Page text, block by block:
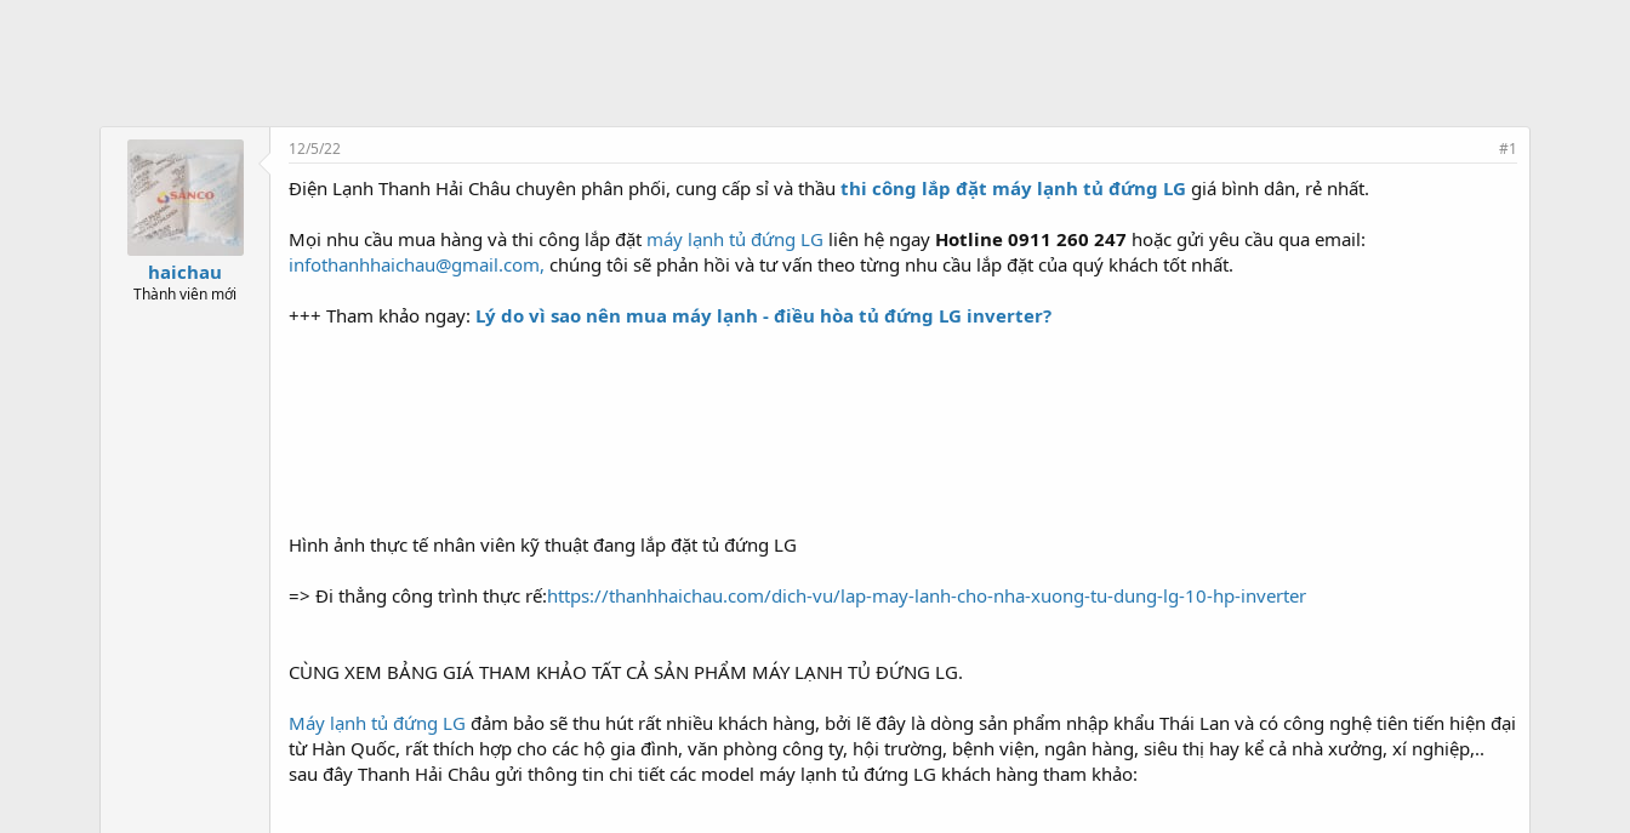
haichau
Thành viên mới
12/5/22 #1
Điện Lạnh Thanh Hải Châu chuyên phân phối, cung cấp sỉ và thầu thi công lắp đặt máy lạnh tủ đứng LG giá bình dân, rẻ nhất.
Mọi nhu cầu mua hàng và thi công lắp đặt máy lạnh tủ đứng LG liên hệ ngay Hotline 0911 260 247 hoặc gửi yêu cầu qua email:
infothanhhaichau@gmail.com, chúng tôi sẽ phản hồi và tư vấn theo từng nhu cầu lắp đặt của quý khách tốt nhất.
+++ Tham khảo ngay: Lý do vì sao nên mua máy lạnh - điều hòa tủ đứng LG inverter?
Hình ảnh thực tế nhân viên kỹ thuật đang lắp đặt tủ đứng LG
=> Đi thẳng công trình thực rế:https://thanhhaichau.com/dich-vu/lap-may-lanh-cho-nha-xuong-tu-dung-lg-10-hp-inverter
CÙNG XEM BẢNG GIÁ THAM KHẢO TẤT CẢ SẢN PHẨM MÁY LẠNH TỦ ĐỨNG LG.
Máy lạnh tủ đứng LG đảm bảo sẽ thu hút rất nhiều khách hàng, bởi lẽ đây là dòng sản phẩm nhập khẩu Thái Lan và có công nghệ tiên tiến hiện đại
từ Hàn Quốc, rất thích hợp cho các hộ gia đình, văn phòng công ty, hội trường, bệnh viện, ngân hàng, siêu thị hay kể cả nhà xưởng, xí nghiệp,..
sau đây Thanh Hải Châu gửi thông tin chi tiết các model máy lạnh tủ đứng LG khách hàng tham khảo: